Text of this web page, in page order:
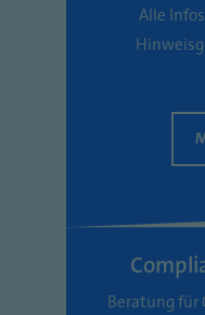
Alle
Beratung für